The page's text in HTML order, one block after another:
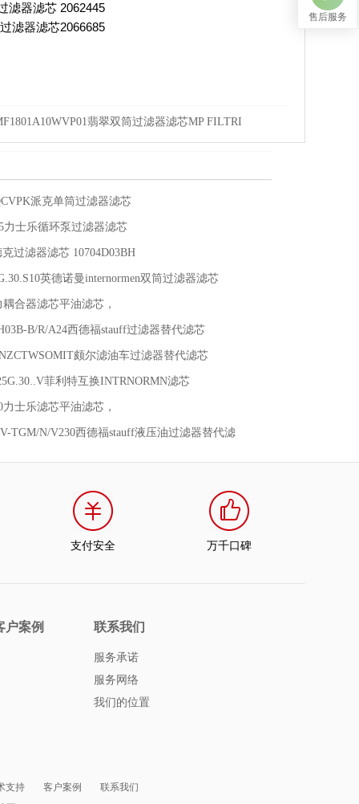
滤器滤芯 2062445
滤器滤芯2066685
翡翠双筒过滤器滤芯MP FILTRI
派克单筒过滤器滤芯
力士乐循环泵过滤器滤芯
过滤器滤芯 10704D03BH
英德诺曼internormen双筒过滤器滤芯
合器滤芯平油滤芯，
B/R/A24西德福stauff过滤器替代滤芯
颇尔滤油车过滤器替代滤芯
菲利特互换INTRNORMN滤芯
力士乐滤芯平油滤芯，
TGM/N/V230西德福stauff液压油过滤器替代滤
支付安全 万千口碑
户案例 联系我们
服务承诺
服务网络
我们的位置
支持 客户案例
联系我们
售后服务